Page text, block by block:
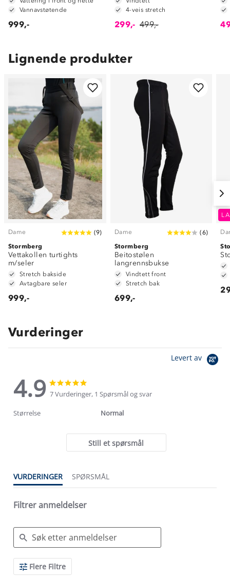
Vannavstøtende
999,-
4-veis stretch
299,- 499,-
Lignende produkter
Dame (9)
Stormberg
Vettakollen turtights
m/seler
Stretch bakside
Avtagbare seler
999,-
Dame (6)
Stormberg
Beitostølen
langrennsbukse
Vindtett front
Stretch bak
699,-
Vurderinger
Levert av
4.9
4.9
star
rating
star
rating
7 Vurderinger, 1 Spørsmål og svar
Størrelse Normal
Still et spørsmål
VURDERINGER SPØRSMÅL
Filtrer anmeldelser
Search
ReviewsFlere Filtre